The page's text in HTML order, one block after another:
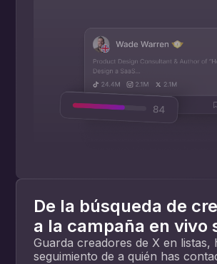
De la búsqueda de
a la campaña en vivo
Guarda creadores de X en listas,
seguimiento de a quién has